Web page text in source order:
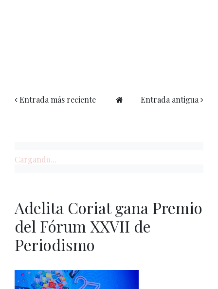
Entrada más reciente Entrada antigua
Cargando...
Adelita Coriat gana Premio
del Fórum XXVII de
Periodismo